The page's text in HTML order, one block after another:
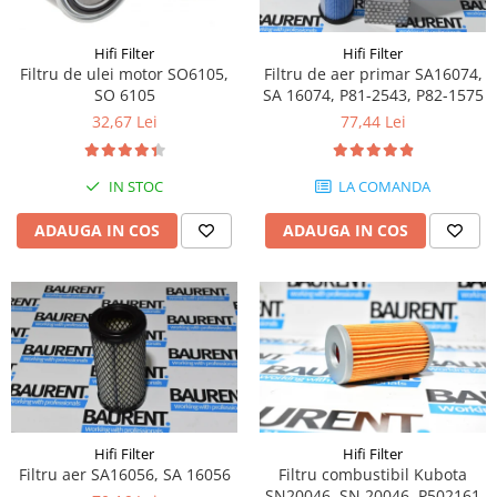
Punti - axe
Piese ambreiaj
Angrenaje transmisie
Grupuri conice
Convertizoare
Cruce cardan
Disc frictiune
Roti teren accidentat
Roti non-marking
Piulite roata
Butuc roata
Roata transpaleta
Piese Fiat
Piese Snorkel
Piese John Deere
Piese utilaje Fendt
Piese Dana Spicer
Filtre Hifi
Piese Skyjack
Piese Bobcat
Piese Hyster
Hifi Filter
Filtru de ulei motor SO6105,
SO 6105
32,67 Lei
IN STOC
ADAUGA IN COS
Hifi Filter
Filtru de aer primar SA16074,
SA 16074, P81-2543, P82-1575
77,44 Lei
LA COMANDA
ADAUGA IN COS
Hifi Filter
Filtru aer SA16056, SA 16056
Hifi Filter
Filtru combustibil Kubota